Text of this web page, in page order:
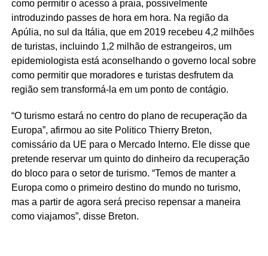
como permitir o acesso à praia, possivelmente
introduzindo passes de hora em hora. Na região da
Apúlia, no sul da Itália, que em 2019 recebeu 4,2 milhões
de turistas, incluindo 1,2 milhão de estrangeiros, um
epidemiologista está aconselhando o governo local sobre
como permitir que moradores e turistas desfrutem da
região sem transformá-la em um ponto de contágio.
“O turismo estará no centro do plano de recuperação da
Europa”, afirmou ao site Politico Thierry Breton,
comissário da UE para o Mercado Interno. Ele disse que
pretende reservar um quinto do dinheiro da recuperação
do bloco para o setor de turismo. “Temos de manter a
Europa como o primeiro destino do mundo no turismo,
mas a partir de agora será preciso repensar a maneira
como viajamos”, disse Breton.